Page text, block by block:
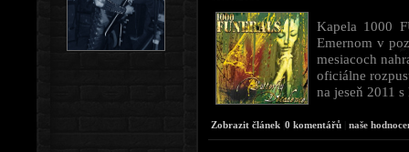
Kapela 1000
Emernom v
mesiacoch
oficiálne
na jeseň 2011
Zobrazit článek 0 komentářů naše